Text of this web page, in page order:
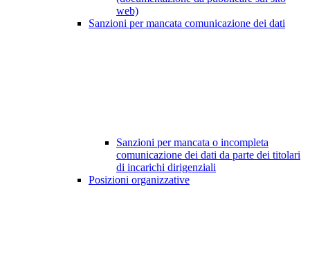
web)
Sanzioni per mancata comunicazione dei dati
Sanzioni per mancata o incompleta
comunicazione dei dati da parte dei titolari
di incarichi dirigenziali
Posizioni organizzative